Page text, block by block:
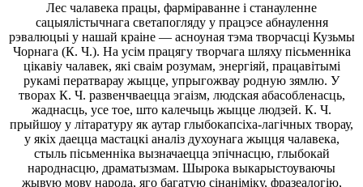
Лес чалавека працы, фармiраванне i станауленне
сацыялiстычнага светапогляду у працэсе абнаулення
рэвалюцыi у нашай краiне — асноуная тэма творчасцi Кузьмы
Чорнага (К. Ч.). На усiм працягу творчага шляху пiсьменнiка
цiкавiу чалавек, якi сваiм розумам, энергiяй, працавiтымi
рукамi ператварау жыцце, упрыгожвау родную зямлю. У
творах К. Ч. развенчваецца эгаiзм, людская абасобленасць,
жаднасць, усе тое, што калечыць жыцце людзей. К. Ч.
прыйшоу у лiтаратуру як аутар глыбокапсiха-лагiчных творау,
у якiх даецца мастацкi аналiз духоунага жыцця чалавека,
стыль пiсьменнiка вызначаецца эпiчнасцю, глыбокай
народнасцю, драматызмам. Шырока выкарыстоуваючы
жывую мову народа, яго багатую сiнанiмiку, фразеалогiю,